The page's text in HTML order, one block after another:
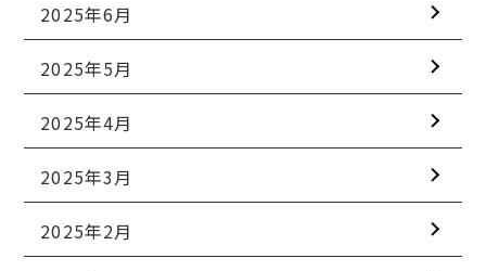
2025年6月
2025年5月
2025年4月
2025年3月
2025年2月